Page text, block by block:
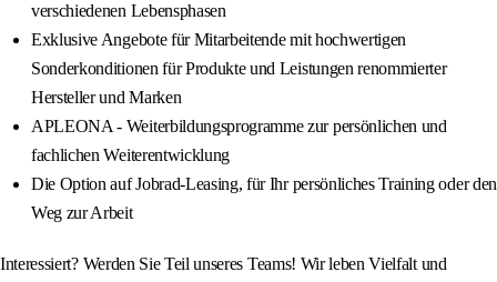
verschiedenen Lebensphasen
Exklusive Angebote für Mitarbeitende mit hochwertigen
Sonderkonditionen für Produkte und Leistungen renommierter
Hersteller und Marken
APLEONA - Weiterbildungsprogramme zur persönlichen und
fachlichen Weiterentwicklung
Die Option auf Jobrad-Leasing, für Ihr persönliches Training oder den
Weg zur Arbeit
Interessiert? Werden Sie Teil unseres Teams! Wir leben Vielfalt und